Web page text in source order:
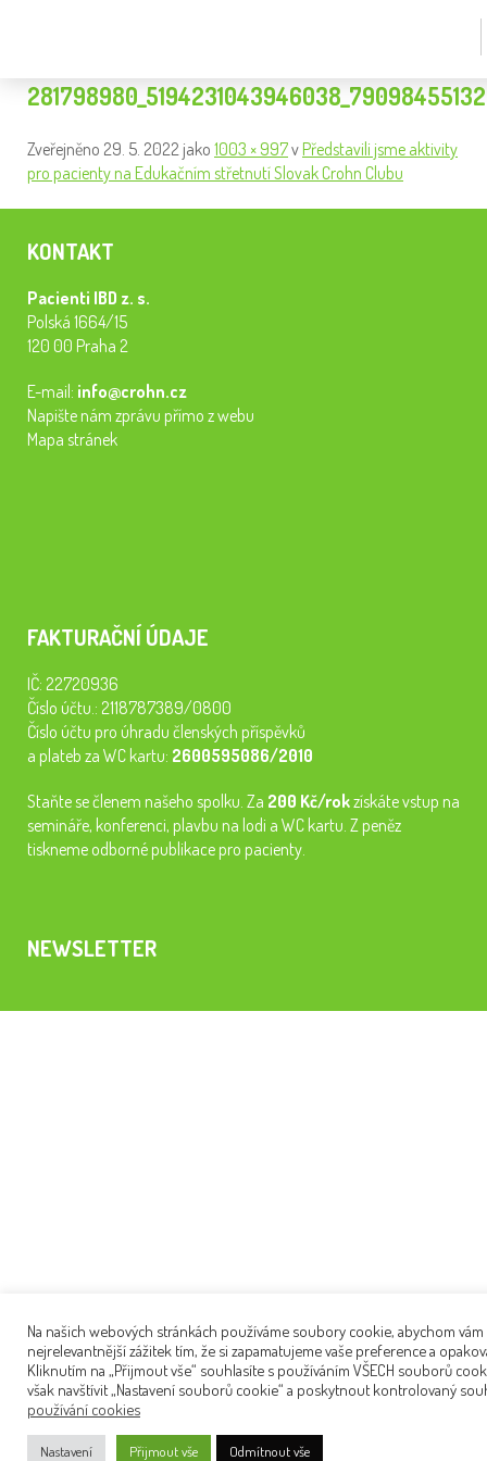
Zveřejněno 29. 5. 2022 jako 1003 × 997v Představili jsme aktivity
pro pacienty na Edukačním střetnutí Slovak Crohn Clubu
KONTAKT
Pacienti IBD z. s.
Polská 1664/15
120 00 Praha 2
E-mail: info@crohn.cz
Napište nám zprávu přímo z webu
Mapa stránek
FAKTURAČNÍ ÚDAJE
IČ: 22720936
Číslo účtu.: 2118787389/0800
Číslo účtu pro úhradu členských příspěvků
a plateb za WC kartu: 2600595086/2010
Staňte se členem našeho spolku. Za 200 Kč/rokzískáte vstup na
semináře, konferenci, plavbu na lodi a WC kartu. Z peněz
tiskneme odborné publikace pro pacienty.
NEWSLETTER
Na našich webových stránkách používáme soubory cookie, abychom
nejrelevantnější zážitek tím, že si zapamatujeme vaše preference a
Kliknutím na „Přijmout vše“ souhlasíte s používáním VŠECH souborů
však navštívit „Nastavení souborů cookie“ a poskytnout kontrolovaný
používání cookies
Nastavení Přijmout vše Odmítnout vše